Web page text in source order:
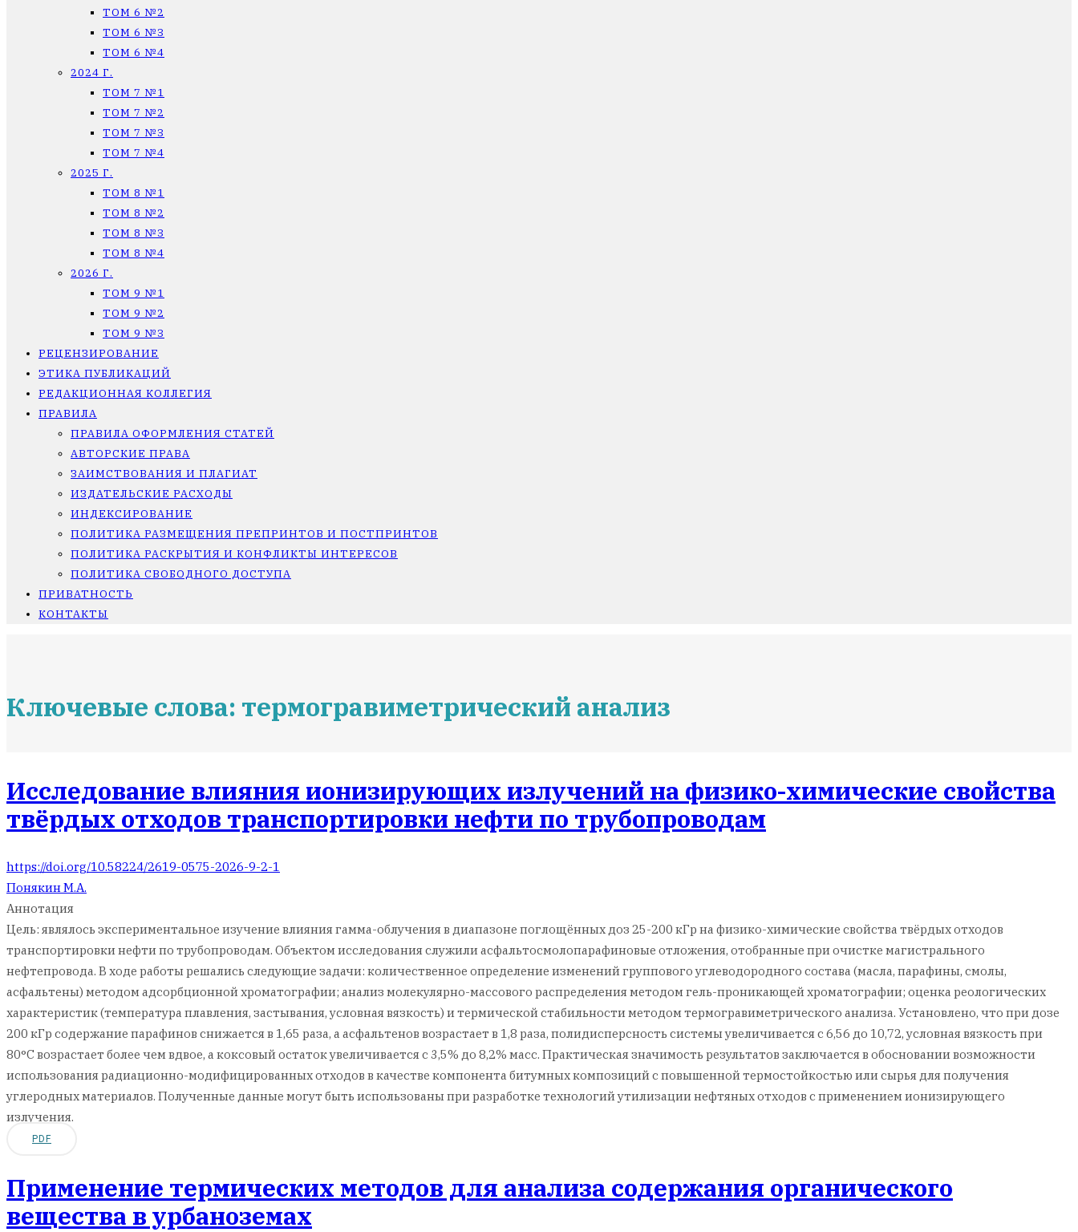
ТОМ 6 №2
ТОМ 6 №3
ТОМ 6 №4
2024 Г.
ТОМ 7 №1
ТОМ 7 №2
ТОМ 7 №3
ТОМ 7 №4
2025 Г.
ТОМ 8 №1
ТОМ 8 №2
ТОМ 8 №3
ТОМ 8 №4
2026 Г.
ТОМ 9 №1
ТОМ 9 №2
ТОМ 9 №3
РЕЦЕНЗИРОВАНИЕ
ЭТИКА ПУБЛИКАЦИЙ
РЕДАКЦИОННАЯ КОЛЛЕГИЯ
ПРАВИЛА
ПРАВИЛА ОФОРМЛЕНИЯ СТАТЕЙ
АВТОРСКИЕ ПРАВА
ЗАИМСТВОВАНИЯ И ПЛАГИАТ
ИЗДАТЕЛЬСКИЕ РАСХОДЫ
ИНДЕКСИРОВАНИЕ
ПОЛИТИКА РАЗМЕЩЕНИЯ ПРЕПРИНТОВ И ПОСТПРИНТОВ
ПОЛИТИКА РАСКРЫТИЯ И КОНФЛИКТЫ ИНТЕРЕСОВ
ПОЛИТИКА СВОБОДНОГО ДОСТУПА
ПРИВАТНОСТЬ
КОНТАКТЫ
Ключевые слова: термогравиметрический анализ
Исследование влияния ионизирующих излучений на физико-химические свойства
твёрдых отходов транспортировки нефти по трубопроводам
https://doi.org/10.58224/2619-0575-2026-9-2-1
Понякин М.А.
Аннотация
Цель: являлось экспериментальное изучение влияния гамма-облучения в диапазоне поглощённых доз 25-200 кГр на физико-химические свойства твёрдых отходов
транспортировки нефти по трубопроводам. Объектом исследования служили асфальтосмолопарафиновые отложения, отобранные при очистке магистрального
нефтепровода. В ходе работы решались следующие задачи: количественное определение изменений группового углеводородного состава (масла, парафины, смолы,
асфальтены) методом адсорбционной хроматографии; анализ молекулярно-массового распределения методом гель-проникающей хроматографии; оценка реологических
характеристик (температура плавления, застывания, условная вязкость) и термической стабильности методом термогравиметрического анализа. Установлено, что при дозе
200 кГр содержание парафинов снижается в 1,65 раза, а асфальтенов возрастает в 1,8 раза, полидисперсность системы увеличивается с 6,56 до 10,72, условная вязкость при
80°C возрастает более чем вдвое, а коксовый остаток увеличивается с 3,5% до 8,2% масс. Практическая значимость результатов заключается в обосновании возможности
использования радиационно-модифицированных отходов в качестве компонента битумных композиций с повышенной термостойкостью или сырья для получения
углеродных материалов. Полученные данные могут быть использованы при разработке технологий утилизации нефтяных отходов с применением ионизирующего
излучения.
PDF
Применение термических методов для анализа содержания органического
вещества в урбаноземах